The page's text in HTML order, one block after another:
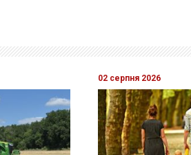
02 серпня 2026